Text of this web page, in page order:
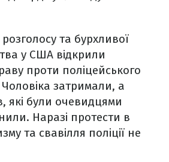
та бурхливої
у США відкрили
проти поліцейського
затримали, а
які були очевидцями
Наразі протести в
та свавілля поліції не